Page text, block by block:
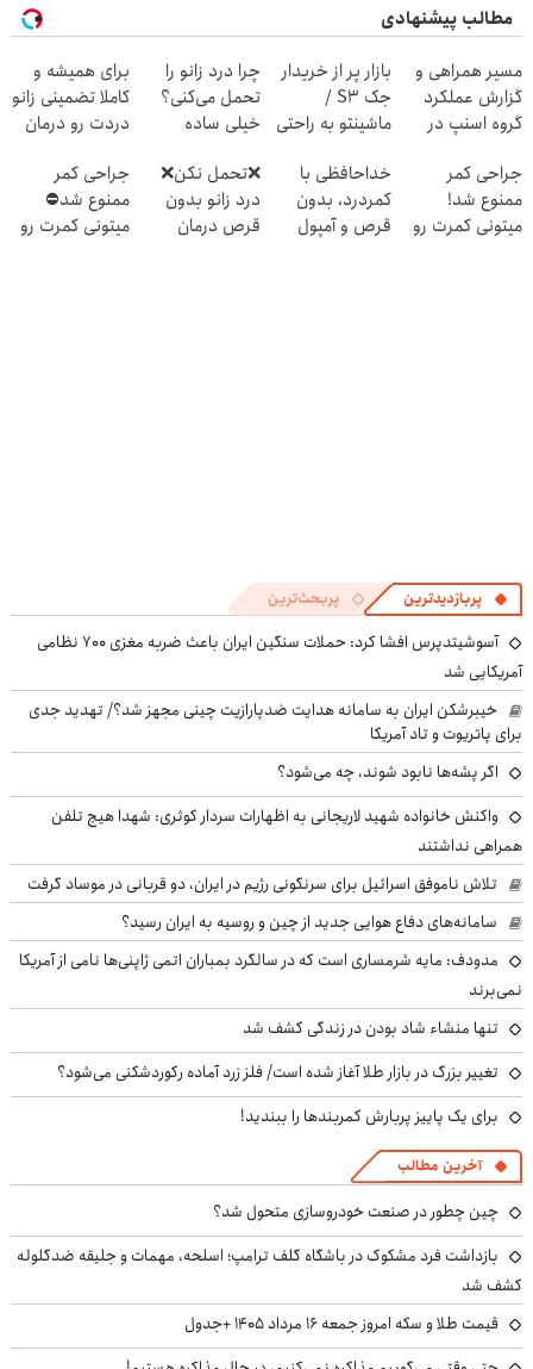
مطالب پیشنهادی
مسیر همراهی و
گزارش عملکرد
گروه اسنپ در
بازار پر از خریدار
جک S3 /
ماشینتو به راحتی
چرا درد زانو را
تحمل می‌کنی؟
خیلی ساده
کن
برای همیشه و
کاملا تضمینی زانو
دردت رو درمان
نامه ▶
جراحی کمر
ممنوع شد!
میتونی کمرت رو
خداحافظی با
کمردرد، بدون
قرص و آمپول
❌تحمل نکن❌
درد زانو بدون
قرص درمان
جراحی کمر
ممنوع شد⛔
میتونی کمرت رو
پربازدیدترین پربحث‌ترین
آسوشیتدپرس افشا کرد: حملات سنگین ایران باعث ضربه مغزی ۷۰۰ نظامی
آمریکایی شد
خیبرشکن ایران به سامانه هدایت ضدپارازیت چینی مجهز شد؟/ تهدید جدی
برای پاتریوت و تاد آمریکا
اگر پشه‌ها نابود شوند، چه می‌شود؟
واکنش خانواده شهید لاریجانی به اظهارات سردار کوثری: شهدا هیچ تلفن
همراهی نداشتند
تلاش ناموفق اسرائیل برای سرنگونی رژیم در ایران، دو قربانی در موساد گرفت
سامانه‌های دفاع هوایی جدید از چین و روسیه به ایران رسید؟
مدودف: مایه شرمساری است که در سالگرد بمباران اتمی ژاپنی‌ها نامی از آمریکا
نمی‌برند
تنها منشاء شاد بودن در زندگی کشف شد
تغییر بزرگ در بازار طلا آغاز شده است/ فلز زرد آماده رکوردشکنی می‌شود؟
برای یک پاییز پربارش کمربندها را ببندید!
آخرین مطالب
چین چطور در صنعت خودروسازی متحول شد؟
بازداشت فرد مشکوک در باشگاه گلف ترامپ؛ اسلحه، مهمات و جلیقه ضدگلوله
کشف شد
قیمت طلا و سکه امروز جمعه ۱۶ مرداد ۱۴۰۵ +جدول